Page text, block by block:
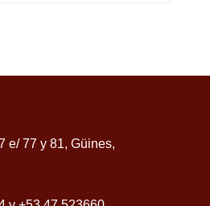
e/ 77 y 81, Güines,